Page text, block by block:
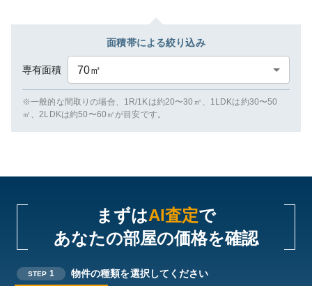
面積帯による絞り込み
専有面積 70㎡
※一般的な間取りの場合、1R/1Kは約20〜30㎡、1LDKは約30〜50
㎡、2LDKは約50〜60㎡が目安です。
まずはAI査定で
あなたの部屋の価格を確認
STEP 1 物件の種類を選択してください